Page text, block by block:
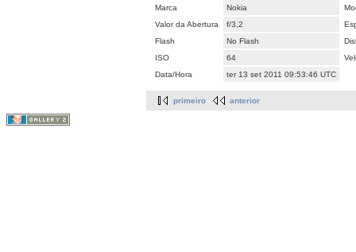
Marca
Nokia
Valor da Abertura
f/3,2
Flash
No Flash
ISO
64
Data/Hora
ter 13 set 2011 09:53:46 UTC
primeiro anterior